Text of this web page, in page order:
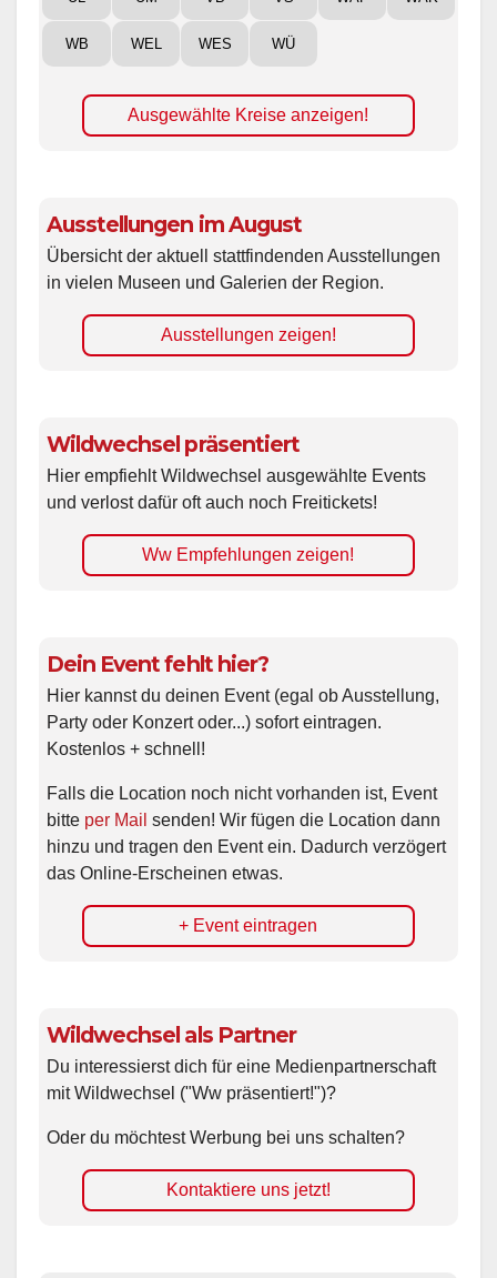
WB WEL WES WÜ
Ausgewählte Kreise anzeigen!
Ausstellungen im August
Übersicht der aktuell stattfindenden Ausstellungen
in vielen Museen und Galerien der Region.
Ausstellungen zeigen!
Wildwechsel präsentiert
Hier empfiehlt Wildwechsel ausgewählte Events
und verlost dafür oft auch noch Freitickets!
Ww Empfehlungen zeigen!
Dein Event fehlt hier?
Hier kannst du deinen Event (egal ob Ausstellung,
Party oder Konzert oder...) sofort eintragen.
Kostenlos + schnell!
Falls die Location noch nicht vorhanden ist, Event
bitte per Mail senden! Wir fügen die Location dann
hinzu und tragen den Event ein. Dadurch verzögert
das Online-Erscheinen etwas.
+ Event eintragen
Wildwechsel als Partner
Du interessierst dich für eine Medienpartnerschaft
mit Wildwechsel ("Ww präsentiert!")?
Oder du möchtest Werbung bei uns schalten?
Kontaktiere uns jetzt!